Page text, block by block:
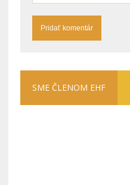
SME ČLENOM EHF